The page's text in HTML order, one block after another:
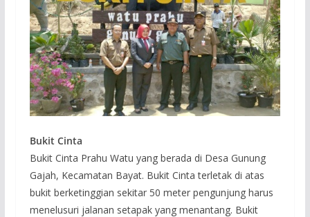
Bukit Cinta
Bukit Cinta Prahu Watu yang berada di Desa Gunung
Gajah, Kecamatan Bayat. Bukit Cinta terletak di atas
bukit berketinggian sekitar 50 meter pengunjung harus
menelusuri jalanan setapak yang menantang. Bukit